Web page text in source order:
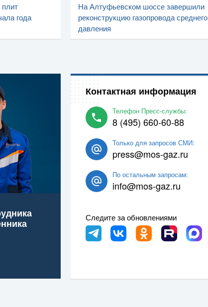
года
На Алтуфьевском шоссе завершили
реконструкцию газопровода среднего
давления
Контактная информация
Телефон Пресс-службы:
8 (495) 660-60-88
Только для запросов СМИ:
press@mos-gaz.ru
По остальным запросам:
info@mos-gaz.ru
Следите за обновлениями